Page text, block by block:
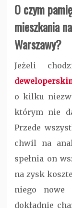
O czym
mieszkania
Warszawy?
Jeżeli
o kilku
którym nie
Przede
chwil na
spełnia on
na zysk
niego nowe
dokładnie